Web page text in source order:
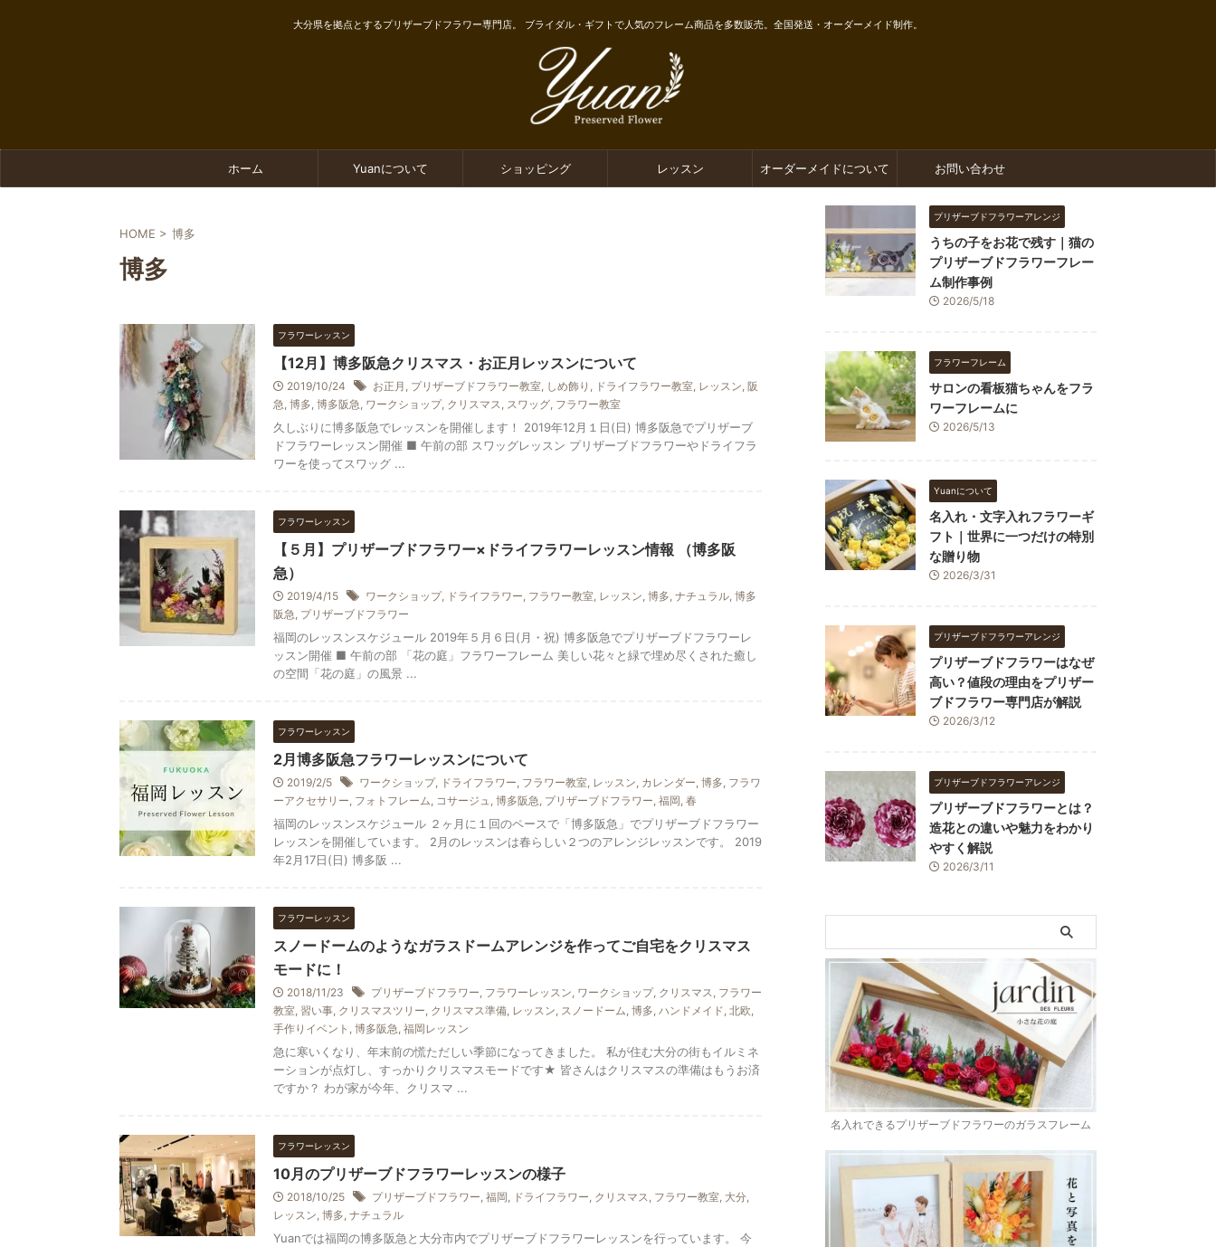
大分県を拠点とするプリザーブドフラワー専門店。 ブライダル・ギフトで人気のフレーム商品を多数販売。全国発送・オーダーメイド制作。
ホーム Yuanについて ショッピング レッスン オーダーメイドについて お問い合わせ
HOME > 博多
博多
フラワーレッスン
【12月】博多阪急クリスマス・お正月レッスンについて
2019/10/24 お正月 プリザーブドフラワー教室 しめ飾り ドライフラワー教室 レッスン 阪
急 博多 博多阪急 ワークショップ, クリスマス スワッグ フラワー教室
久しぶりに博多阪急でレッスンを開催します！ 2019年12月１日(日) 博多阪急でプリザーブ
ドフラワーレッスン開催 ■ 午前の部 スワッグレッスン プリザーブドフラワーやドライフラ
ワーを使ってスワッグ ...
フラワーレッスン
【５月】プリザーブドフラワー×ドライフラワーレッスン情報 （博多阪
急）
2019/4/15 ワークショップ, ドライフラワー フラワー教室 レッスン 博多 ナチュラル 博多
阪急 プリザーブドフラワー
福岡のレッスンスケジュール 2019年５月６日(月・祝) 博多阪急でプリザーブドフラワーレ
ッスン開催 ■ 午前の部 「花の庭」フラワーフレーム 美しい花々と緑で埋め尽くされた癒し
の空間「花の庭」の風景 ...
フラワーレッスン
2月博多阪急フラワーレッスンについて
2019/2/5 ワークショップ, ドライフラワー フラワー教室 レッスン カレンダー 博多 フラワ
ーアクセサリー フォトフレーム コサージュ 博多阪急 プリザーブドフラワー 福岡 春
福岡のレッスンスケジュール ２ヶ月に１回のペースで「博多阪急」でプリザーブドフラワー
レッスンを開催しています。 2月のレッスンは春らしい２つのアレンジレッスンです。 2019
年2月17日(日) 博多阪 ...
フラワーレッスン
スノードームのようなガラスドームアレンジを作ってご自宅をクリスマス
モードに！
2018/11/23 プリザーブドフラワー フラワーレッスン ワークショップ, クリスマス フラワー
教室 習い事 クリスマスツリー クリスマス準備 レッスン スノードーム 博多 ハンドメイド 北欧
手作りイベント 博多阪急 福岡レッスン
急に寒いくなり、年末前の慌ただしい季節になってきました。 私が住む大分の街もイルミネ
ーションが点灯し、すっかりクリスマスモードです★ 皆さんはクリスマスの準備はもうお済
ですか？ わが家が今年、クリスマ ...
フラワーレッスン
10月のプリザーブドフラワーレッスンの様子
2018/10/25 プリザーブドフラワー 福岡 ドライフラワー クリスマス フラワー教室 大分
レッスン 博多 ナチュラル
Yuanでは福岡の博多阪急と大分市内でプリザーブドフラワーレッスンを行っています。 今
プリザーブドフラワーアレンジ
うちの子をお花で残す｜猫の
プリザーブドフラワーフレー
ム制作事例
2026/5/18
フラワーフレーム
サロンの看板猫ちゃんをフラ
ワーフレームに
2026/5/13
Yuanについて
名入れ・文字入れフラワーギ
フト｜世界に一つだけの特別
な贈り物
2026/3/31
プリザーブドフラワーアレンジ
プリザーブドフラワーはなぜ
高い？値段の理由をプリザー
ブドフラワー専門店が解説
2026/3/12
プリザーブドフラワーアレンジ
プリザーブドフラワーとは？
造花との違いや魅力をわかり
やすく解説
2026/3/11
名入れできるプリザーブドフラワーのガラスフレーム